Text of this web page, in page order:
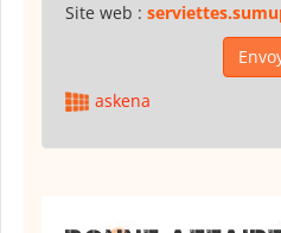
Site web :
askena